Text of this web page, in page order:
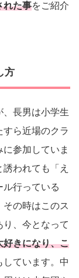
れた事をご紹介
方
、長男は小学生
ら近場のクラ
参加していま
われても「え
行っている
の時はこのス
、今となって
好きになり、こ
ています。中